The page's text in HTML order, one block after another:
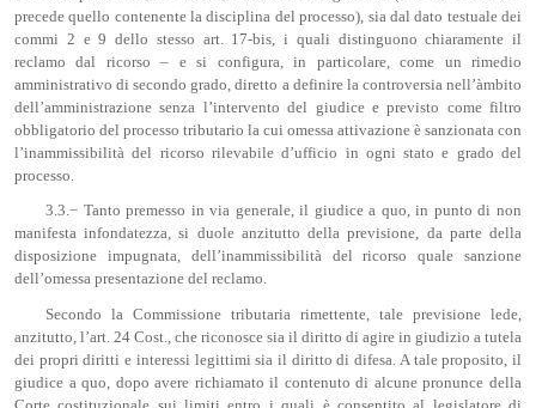
precede quello contenente la disciplina del processo), sia dal dato testuale dei
commi 2 e 9 dello stesso art. 17-bis, i quali distinguono chiaramente il
reclamo dal ricorso – e si configura, in particolare, come un rimedio
amministrativo di secondo grado, diretto a definire la controversia nell’àmbito
dell’amministrazione senza l’intervento del giudice e previsto come filtro
obbligatorio del processo tributario la cui omessa attivazione è sanzionata con
l’inammissibilità del ricorso rilevabile d’ufficio in ogni stato e grado del
processo.
3.3.− Tanto premesso in via generale, il giudice a quo, in punto di non
manifesta infondatezza, si duole anzitutto della previsione, da parte della
disposizione impugnata, dell’inammissibilità del ricorso quale sanzione
dell’omessa presentazione del reclamo.
Secondo la Commissione tributaria rimettente, tale previsione lede,
anzitutto, l’art. 24 Cost., che riconosce sia il diritto di agire in giudizio a tutela
dei propri diritti e interessi legittimi sia il diritto di difesa. A tale proposito, il
giudice a quo, dopo avere richiamato il contenuto di alcune pronunce della